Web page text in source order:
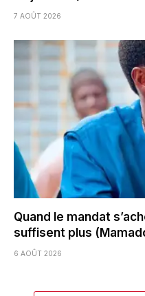
7 AOÛT 2026
Quand le mandat
suffisent plus
6 AOÛT 2026